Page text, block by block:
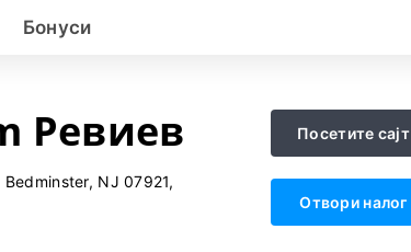
Бонуси
Ревиев
NJ 07921,
Посетите сајт
Отвори налог